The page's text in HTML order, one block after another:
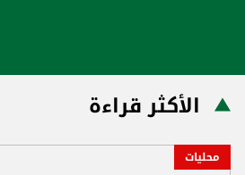
الأكثر قراءة
محليات